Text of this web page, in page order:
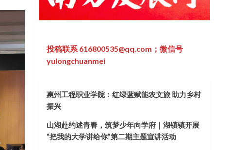
投稿联系 616800535@qq.com；微信号
yulongchuanmei
惠州工程职业学院：红绿蓝赋能农文旅 助力乡村
振兴
山湖赴约述青春，筑梦少年向学府｜湖镇镇开展
“把我的大学讲给你”第二期主题宣讲活动